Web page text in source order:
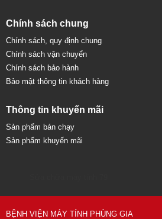
Chính sách chung
Chính sách, quy định chung
Chính sách vận chuyển
Chính sách bảo hành
Bảo mật thông tin khách hàng
Thông tin khuyến mãi
Sản phẩm bán chạy
Sản phẩm khuyến mãi
BỆNH VIỆN MÁY TÍNH PHÙNG GIA